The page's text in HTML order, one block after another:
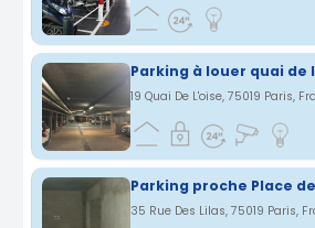
19 Quai De L'oise, 75019 Paris,
35 Rue Des Lilas, 75019 Paris,